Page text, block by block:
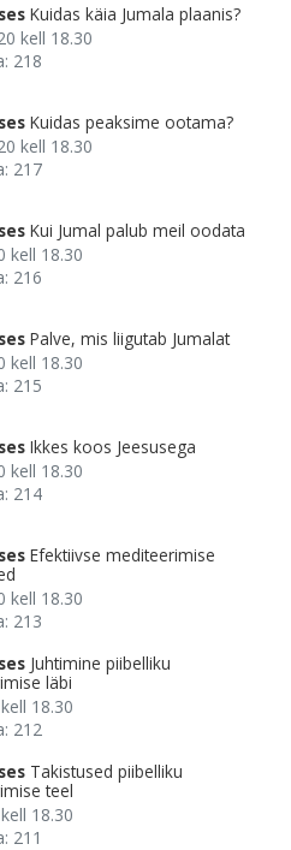
Kuidas käia Jumala plaanis?
kell 18.30
218
Kuidas peaksime ootama?
kell 18.30
217
Kui Jumal palub meil oodata
kell 18.30
216
Palve, mis liigutab Jumalat
kell 18.30
215
Ikkes koos Jeesusega
kell 18.30
214
Efektiivse mediteerimise
kell 18.30
213
Juhtimine piibelliku
läbi
18.30
212
Takistused piibelliku
teel
18.30
211